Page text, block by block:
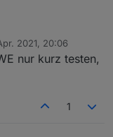
parallel laufen.
2021, 20:06
nur kurz testen,
1